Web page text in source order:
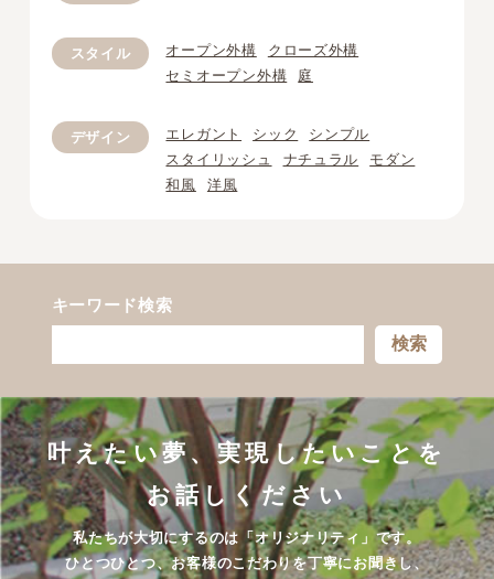
スタイル オープン外構
クローズ外構
セミオープン外構
庭
デザイン エレガント シック
シンプル
スタイリッシュ
ナチュラル
モダン
和風
洋風
キーワード検索
検索
叶えたい夢、実現したいことを
お話しください
私たちが大切にするのは「オリジナリティ」です。
ひとつひとつ、お客様のこだわりを丁寧にお聞きし、